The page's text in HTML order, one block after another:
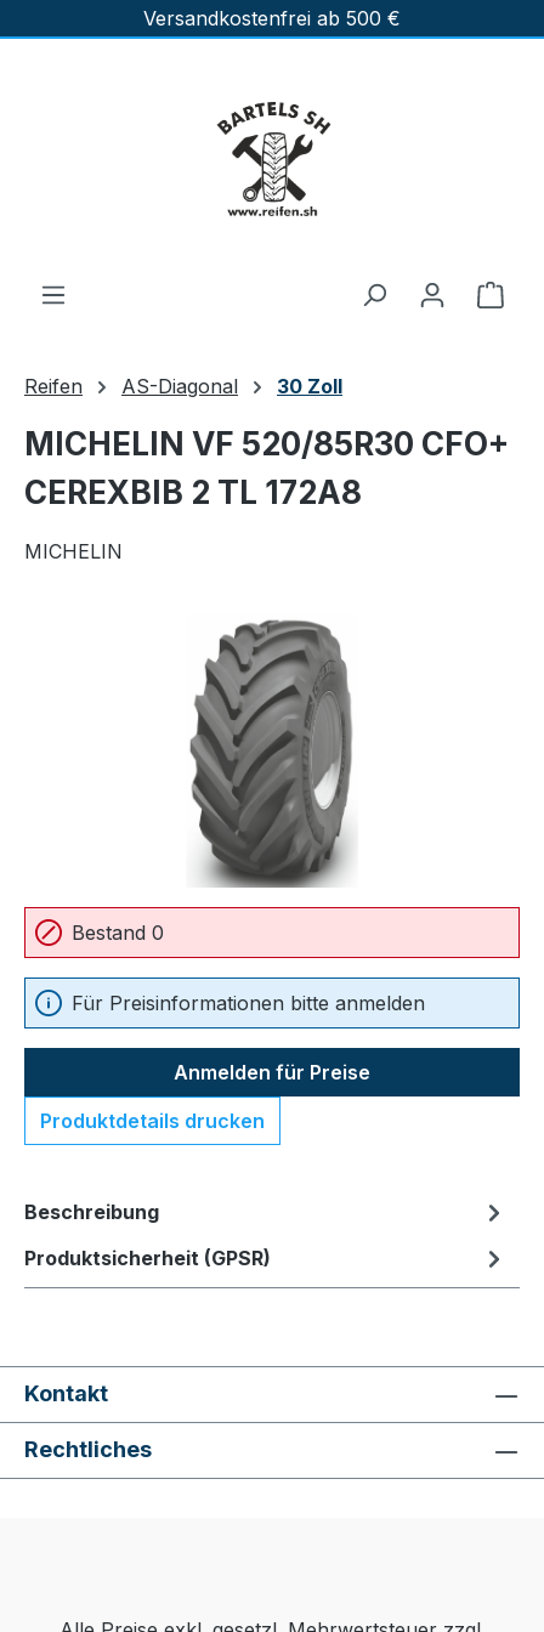
Zum Hauptinhalt springenVersandkostenfrei ab 500 €
Reifen AS-Diagonal 30 Zoll
MICHELIN VF 520/85R30 CFO+
CEREXBIB 2 TL 172A8
MICHELIN
Bildergalerie überspringen
Bestand 0
Für Preisinformationen bitte anmelden
Anmelden für Preise
Produktdetails drucken
Beschreibung
Produktsicherheit (GPSR)
Kontakt
Rechtliches